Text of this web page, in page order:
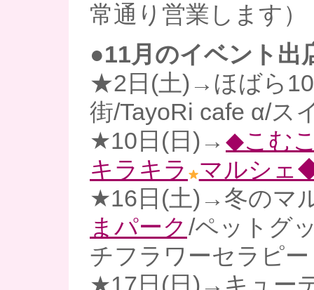
常通り営業します）
●11月のイベント出
★2日(土)→ほばら
街/TayoRi cafe α/ス
★10日(日)→ ◆こむ
キラキラ
マルシェ
★16日(土)→冬のマ
まパーク /ペットグ
チフラワーセラピー